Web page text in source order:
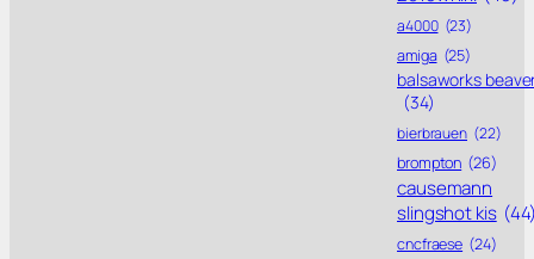
a4000 (23)
amiga (25)
balsaworks
(34)
bierbrauen (22)
brompton (26)
causemann
slingshot kis
cncfraese (24)